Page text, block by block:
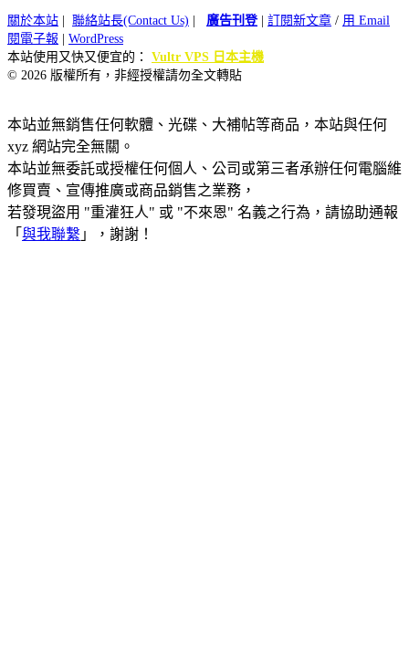
關於本站 聯絡站長(Contact Us) 廣告刊登| 訂閱新文章 / 用 Email
閱電子報
WordPress
本站使用又快又便宜的： Vultr VPS 日本主機
© 2026 版權所有，非經授權請勿全文轉貼
本站並無銷售任何軟體、光碟、大補帖等商品，本站與任何
xyz 網站完全無關。
本站並無委託或授權任何個人、公司或第三者承辦任何電腦維
修買賣、宣傳推廣或商品銷售之業務，
若發現盜用 "重灌狂人" 或 "不來恩" 名義之行為，請協助通報
「 與我聯繫 」，謝謝！